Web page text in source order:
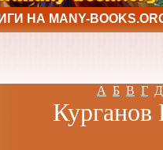
НА MANY-
А Б В Г Д
Курганов